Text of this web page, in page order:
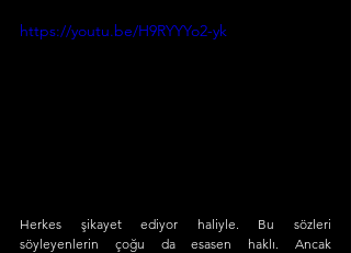
https://youtu.be/H9RYYYo2-yk
Herkes şikayet ediyor haliyle. Bu sözleri
söyleyenlerin çoğu da esasen haklı. Ancak